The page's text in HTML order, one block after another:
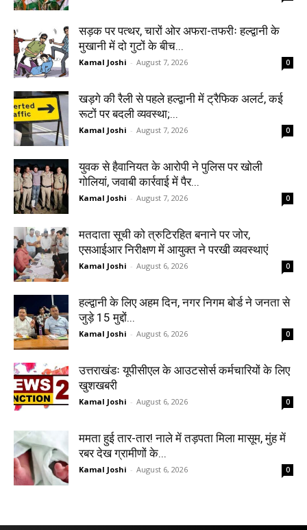
सड़क पर पत्थर, चारों ओर अफरा-तफरीः हल्द्वानी के
मुखानी में दो गुटों के बीच...
Kamal Joshi - August 7, 2026 0
खड़गे की रैली से पहले हल्द्वानी में ट्रैफिक अलर्ट, कई
रूटों पर बदली व्यवस्था;...
Kamal Joshi - August 7, 2026 0
युवक से हैवानियत के आरोपी ने पुलिस पर खोली
गोलियां, जवाबी कार्रवाई में पैर...
Kamal Joshi - August 7, 2026 0
मतदाता सूची को त्रुटिरहित बनाने पर जोर,
एसआईआर निरीक्षण में आयुक्त ने परखी व्यवस्थाएं
Kamal Joshi - August 6, 2026 0
हल्द्वानी के लिए अहम दिन, नगर निगम बोर्ड ने जनता से
जुड़े 15 मुद्दों...
Kamal Joshi - August 6, 2026 0
उत्तराखंडः यूपीसीएल के आउटसोर्स कर्मचारियों के लिए
खुशखबरी
Kamal Joshi - August 6, 2026 0
ममता हुई तार-तार! नाले में तड़पता मिला मासूम, मुंह में
रबर देख ग्रामीणों के...
Kamal Joshi - August 6, 2026 0